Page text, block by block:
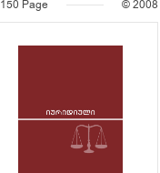
150 Page © 2008